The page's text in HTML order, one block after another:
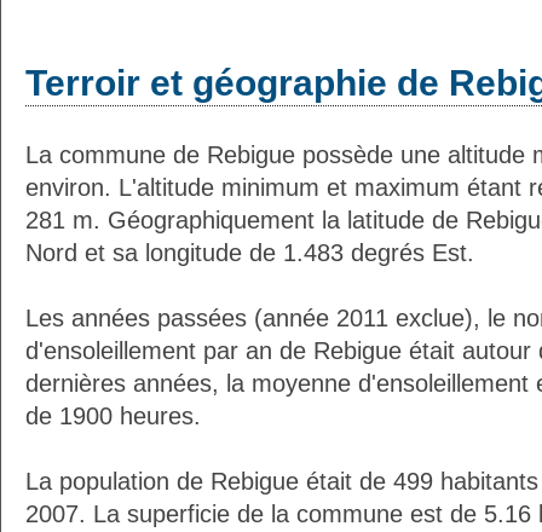
Terroir et géographie de
La commune de Rebigue possède une altitude
environ. L'altitude minimum et maximum étant
281 m. Géographiquement la latitude de
Nord et sa longitude de 1.483 degrés Est.
Les années passées (année 2011 exclue), le
d'ensoleillement par an de Rebigue était autour
dernières années, la moyenne d'ensoleillement
de 1900 heures.
La population de Rebigue était de 499
2007. La superficie de la commune est de 5.16